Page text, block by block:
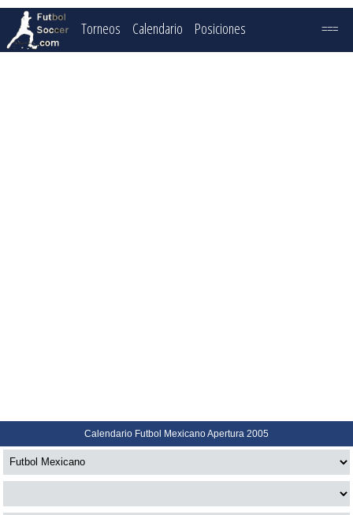
Torneos Calendario Posiciones ===
Calendario Futbol Mexicano Apertura 2005